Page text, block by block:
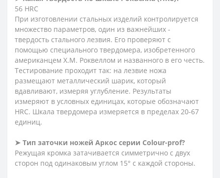
56 HRC
При изготовлении стальных изделий контролируется
множество параметров, один из важнейших -
твердость стального лезвия. Его проверяют с
помощью специального твердомера, изобретенного
американцем Х.М. Роквеллом и названного в его честь.
Тестирование проходит так: на лезвие ножа
размещают металлический шарик, который
вдавливают, измеряя углубление. Результаты
измеряют в условных единицах, которые обозначают
HRC. Шкала твердомера измеряется в пределах 20-67
единиц.
➤ Тип заточки ножей Аркос серии Сolour-prof?
Режущая кромка затачивается симметрично с двух
сторон под одинаковым углом 15° с каждой стороны.